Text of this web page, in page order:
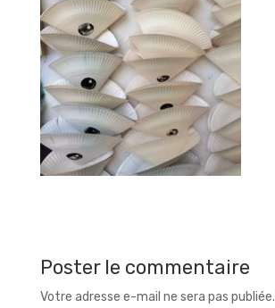
Poster le commentaire
Votre adresse e-mail ne sera pas publiée.